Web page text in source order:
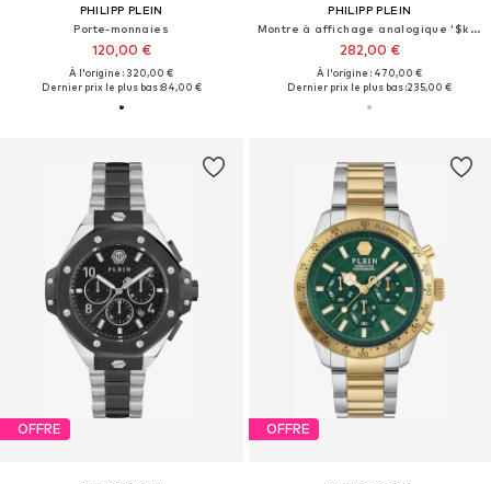
PHILIPP PLEIN
Porte-monnaies
120,00 €
À l'origine : 320,00 €
Dernier prix le plus bas :84,00 €
PHILIPP PLEIN
Montre à affichage analogique '$kull'
282,00 €
À l'origine : 470,00 €
Dernier prix le plus bas :235,00 €
OFFRE OFFRE